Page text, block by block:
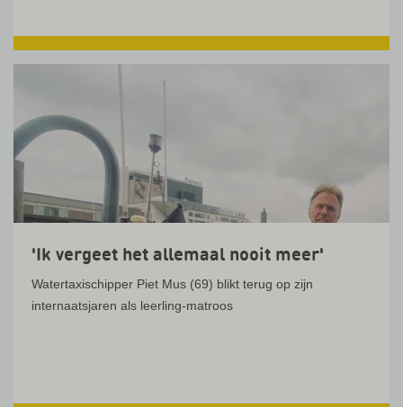
'Ik vergeet het allemaal nooit meer'
Watertaxischipper Piet Mus (69) blikt terug op zijn
internaatsjaren als leerling-matroos